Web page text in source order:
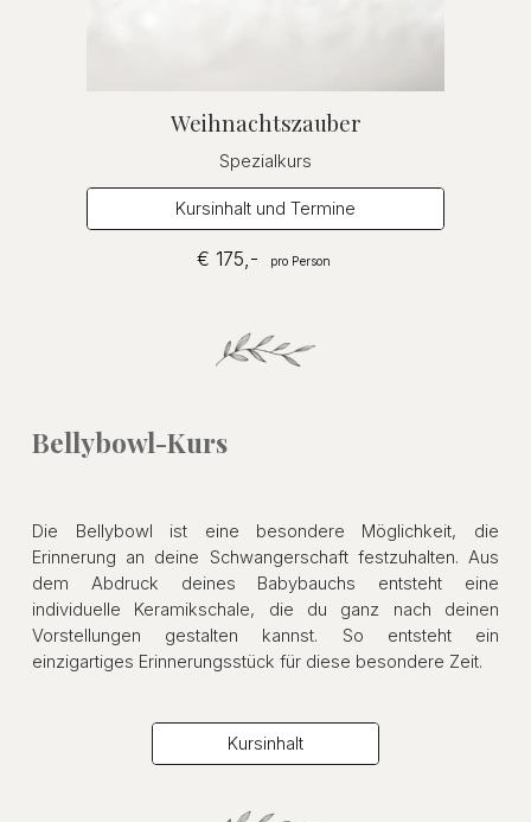
Weihnachtszauber
Spezialkurs
Kursinhalt und Termine
€ 175,- pro Person
Bellybowl-Kurs
Die Bellybowl ist eine besondere Möglichkeit, die
Erinnerung an deine Schwangerschaft festzuhalten. Aus
dem Abdruck deines Babybauchs entsteht eine
individuelle Keramikschale, die du ganz nach deinen
Vorstellungen gestalten kannst. So entsteht ein
einzigartiges Erinnerungsstück für diese besondere Zeit.
Kursinhalt